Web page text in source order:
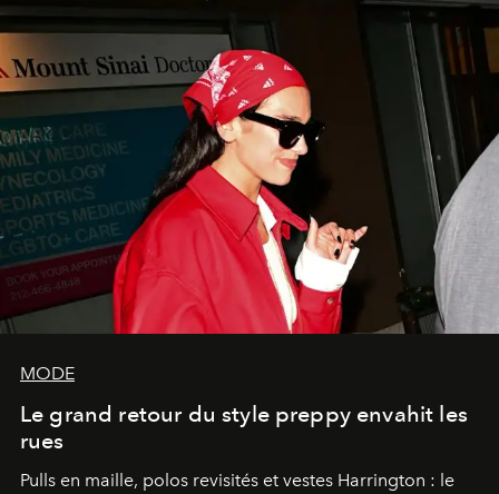
MODE
Le grand retour du style preppy envahit les
rues
Pulls en maille, polos revisités et vestes Harrington : le